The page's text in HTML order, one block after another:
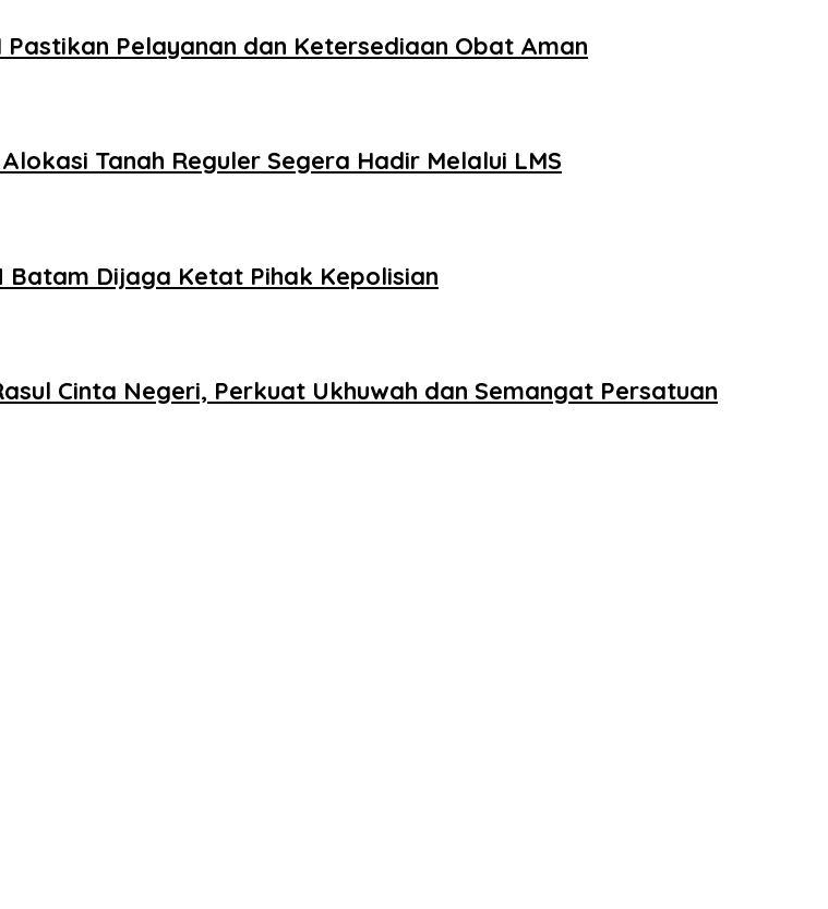
Pelayanan dan Ketersediaan Obat Aman
Tanah Reguler Segera Hadir Melalui LMS
Dijaga Ketat Pihak Kepolisian
Cinta Negeri, Perkuat Ukhuwah dan Semangat Persatuan